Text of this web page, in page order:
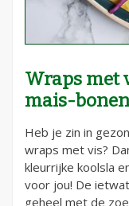
Wraps met
mais-
Heb je zin in
wraps met vis?
kleurrijke koolsla
voor jou! De
geheel met de